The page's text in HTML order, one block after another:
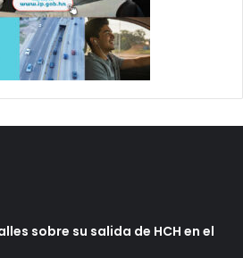
sobre su salida de HCH en el